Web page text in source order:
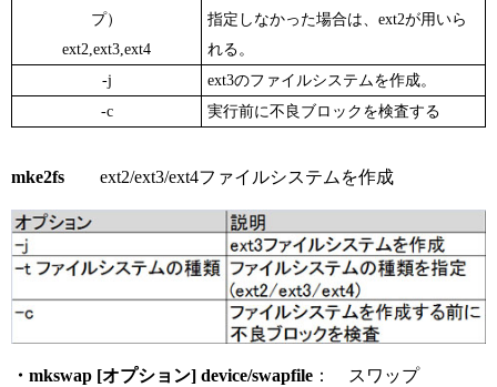
プ）
ext2,ext3,ext4
指定しなかった場合は、ext2が用いら
れる。
-j
ext3のファイルシステムを作成。
-c
実行前に不良ブロックを検査する
mke2fs ext2/ext3/ext4ファイルシステムを作成
・mkswap [オプション] device/swapfile ： スワップ